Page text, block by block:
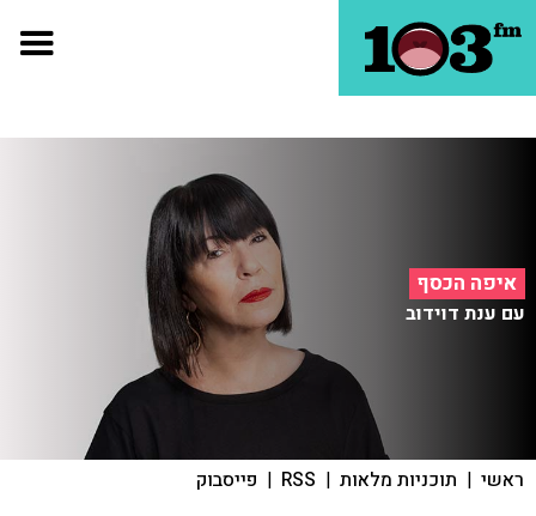
איפה הכסף
עם ענת דוידוב
ראשי | תוכניות מלאות |
RSS
| פייסבוק